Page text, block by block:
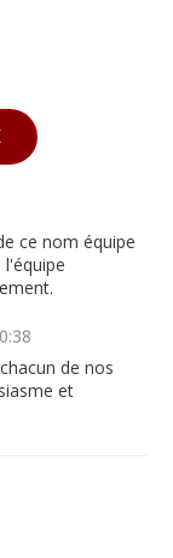
ce nom équipe
de nos
et